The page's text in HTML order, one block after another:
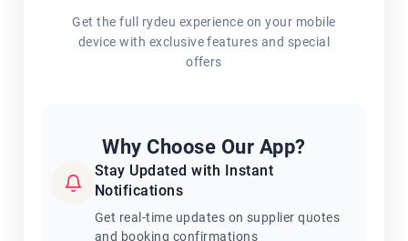
Get the full rydeu experience on your mobile
device with exclusive features and special
offers
Why Choose Our App?
Stay Updated with Instant
Notifications
Get real-time updates on supplier quotes
and booking confirmations